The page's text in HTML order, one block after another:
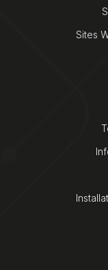
Sites